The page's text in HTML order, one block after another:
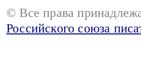
© Все права
Российского союза